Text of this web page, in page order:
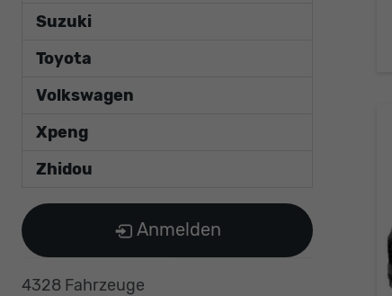
Suzuki
Toyota
Volkswagen
Xpeng
Zhidou
Anmelden
4328 Fahrzeuge